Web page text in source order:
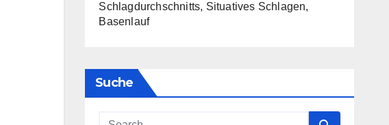
Schlagdurchschnitts, Situatives Schlagen,
Basenlauf
Suche